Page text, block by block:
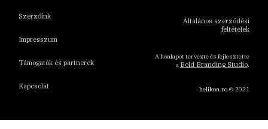
Szerzőink
Impresszum
Támogatók és partnerek
Kapcsolat
Általános szerződési
feltételek
A honlapot tervezte és fejlesztette
a Bold Branding Studio.
helikon.ro© 2021